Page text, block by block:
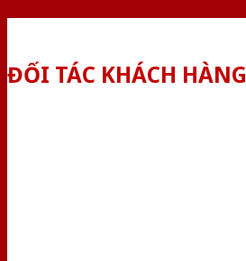
ĐỐI TÁC KHÁCH HÀNG